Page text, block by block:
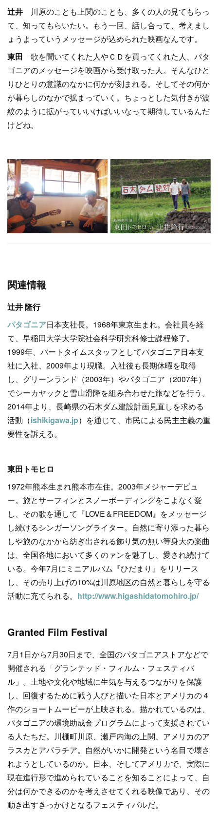
辻井 川原のことも上関のことも、多くの人の見てもらっ
て、知ってもらいたい。もう一回、話し合って、考えまし
ょうよっていうメッセージが込められた映画なんです。
東田 歌を聞いてくれた人やＣＤを買ってくれた人、パタ
ゴニアのメッセージを映画から受け取った人。そんなひと
りひとりの意識のなかに何かが刻まれる。そしてその何か
が暮らしのなかで拡まっていく。ちょっとした気付きが波
紋のように拡がっていいけばいいなって期待しているんだ
けどね。
関連情報
辻井 隆行
パタゴニア日本支社長。1968年東京生まれ。会社員を経
て、早稲田大学大学院社会科学研究科修士課程修了。
1999年、パートタイムスタッフとしてパタゴニア日本支
社に入社、2009年より現職。入社後も長期休暇を取得
し、グリーンランド（2003年）やパタゴニア（2007年）
でシーカヤックと雪山滑降を組み合わせた旅などを行う。
2014年より、長崎県の石木ダム建設計画見直しを求める
活動（ishikigawa.jp）を通じて、市民による民主主義の重
要性を訴える。
東田トモヒロ
1972年熊本生まれ熊本市在住。2003年メジャーデビュ
ー。旅とサーフィンとスノーボーディングをこよなく愛
し、その歌を通して『LOVE＆FREEDOM』をメッセージ
し続けるシンガーソングライター。自然に寄り添った暮ら
しや旅のなかから紡ぎ出される飾り気の無い等身大の楽曲
は、全国各地において多くのァンを魅了し、愛され続けて
いる。今年7月にミニアルバム『ひだまり』をリリース
し、その売り上げの10%は川原地区の自然と暮らしを守る
活動に充てられる。 http://www.higashidatomohiro.jp/
Granted Film Festival
7月1日から7月30日まで、全国のパタゴニアストアなどで
開催される「グランテッド・フィルム・フェスティバ
ル」。土地や文化や地域に生気を与えるつながりを保護
し、回復するために戦う人びと描いた日本とアメリカの４
作のショートムービーが上映される。描かれているのは、
パタゴニアの環境助成金プログラムによって支援されてい
る人たちだ。川棚町川原、瀬戸内海の上関、アメリカのア
ラスカとアパラチア。自然がいかに開発という名目で壊さ
れようとしているのか。日本、そしてアメリカで、実際に
現在進行形で進められていることを知ることによって、自
分は何かできるのかを考えさせてくれる映像であり、その
動き出すきっかけとなるフェスティバルだ。